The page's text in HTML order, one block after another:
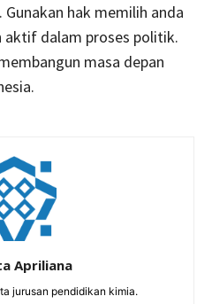
hak memilih anda
aktif dalam proses politik.
masa depan
Apriliana
jurusan pendidikan kimia.